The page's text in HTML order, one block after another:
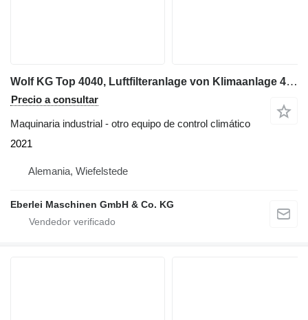
Wolf KG Top 4040, Luftfilteranlage von Klimaanlage 47000 m³/h
Precio a consultar
Maquinaria industrial - otro equipo de control climático
2021
Alemania, Wiefelstede
Eberlei Maschinen GmbH & Co. KG